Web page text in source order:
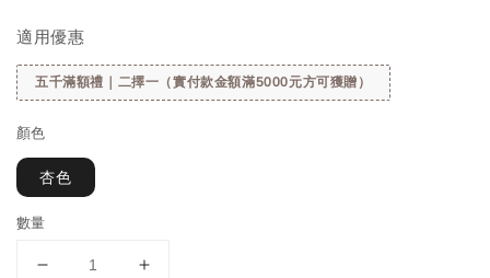
適用優惠
五千滿額禮｜二擇一（實付款金額滿5000元方可獲贈）
顏色
杏色
數量